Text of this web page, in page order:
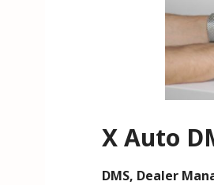
X Auto
DMS, Dealer